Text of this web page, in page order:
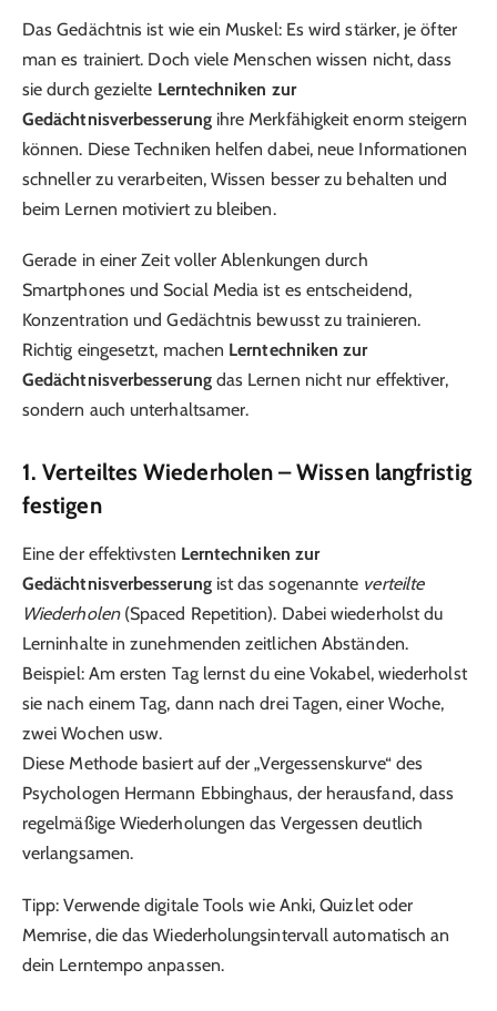
Das Gedächtnis ist wie ein Muskel: Es wird stärker, je öfter
man es trainiert. Doch viele Menschen wissen nicht, dass
sie durch gezielte Lerntechniken zur
Gedächtnisverbesserungihre Merkfähigkeit enorm steigern
können. Diese Techniken helfen dabei, neue Informationen
schneller zu verarbeiten, Wissen besser zu behalten und
beim Lernen motiviert zu bleiben.
Gerade in einer Zeit voller Ablenkungen durch
Smartphones und Social Media ist es entscheidend,
Konzentration und Gedächtnis bewusst zu trainieren.
Richtig eingesetzt, machen Lerntechniken zur
Gedächtnisverbesserungdas Lernen nicht nur effektiver,
sondern auch unterhaltsamer.
1. Verteiltes Wiederholen – Wissen langfristig
festigen
Eine der effektivsten Lerntechniken zur
Gedächtnisverbesserungist das sogenannte verteilte
Wiederholen(Spaced Repetition). Dabei wiederholst du
Lerninhalte in zunehmenden zeitlichen Abständen.
Beispiel: Am ersten Tag lernst du eine Vokabel, wiederholst
sie nach einem Tag, dann nach drei Tagen, einer Woche,
zwei Wochen usw.
Diese Methode basiert auf der „Vergessenskurve“ des
Psychologen Hermann Ebbinghaus, der herausfand, dass
regelmäßige Wiederholungen das Vergessen deutlich
verlangsamen.
Tipp: Verwende digitale Tools wie Anki, Quizlet oder
Memrise, die das Wiederholungsintervall automatisch an
dein Lerntempo anpassen.